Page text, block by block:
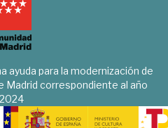
ayuda para la modernización de
Madrid correspondiente al año
2024